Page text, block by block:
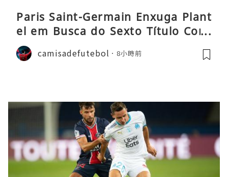
Paris Saint-Germain Enxuga Plant
el em Busca do Sexto Título Cons
ecutivo da Liga
camisadefutebol 8小時前